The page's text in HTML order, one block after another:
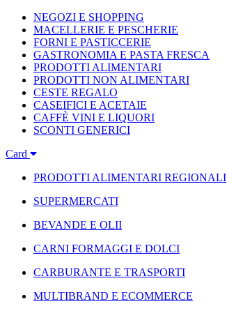
NEGOZI E SHOPPING
MACELLERIE E PESCHERIE
FORNI E PASTICCERIE
GASTRONOMIA E PASTA FRESCA
PRODOTTI ALIMENTARI
PRODOTTI NON ALIMENTARI
CESTE REGALO
CASEIFICI E ACETAIE
CAFFÈ VINI E LIQUORI
SCONTI GENERICI
Card
PRODOTTI ALIMENTARI REGIONALI
SUPERMERCATI
BEVANDE E OLII
CARNI FORMAGGI E DOLCI
CARBURANTE E TRASPORTI
MULTIBRAND E ECOMMERCE